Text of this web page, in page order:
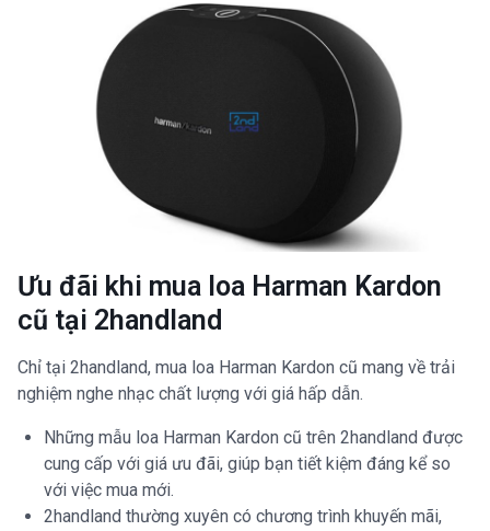
Ưu đãi khi mua loa Harman Kardon
cũ tại 2handland
Chỉ tại 2handland, mua loa Harman Kardon cũ mang về trải
nghiệm nghe nhạc chất lượng với giá hấp dẫn.
Những mẫu loa Harman Kardon cũ trên 2handland được
cung cấp với giá ưu đãi, giúp bạn tiết kiệm đáng kể so
với việc mua mới.
2handland thường xuyên có chương trình khuyến mãi,